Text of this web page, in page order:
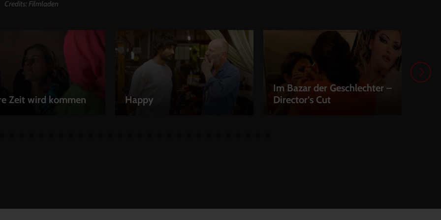
Credits: Filmladen
Zeit wird kommen Happy
LEIHEN
Im Bazar der Geschlechter –
Director’s Cut
LEIHEN